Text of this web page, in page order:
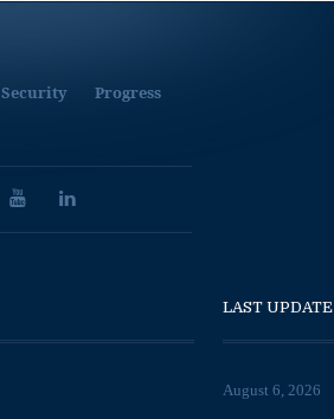
Security Progress
LAST UPDATE
August 6, 2026